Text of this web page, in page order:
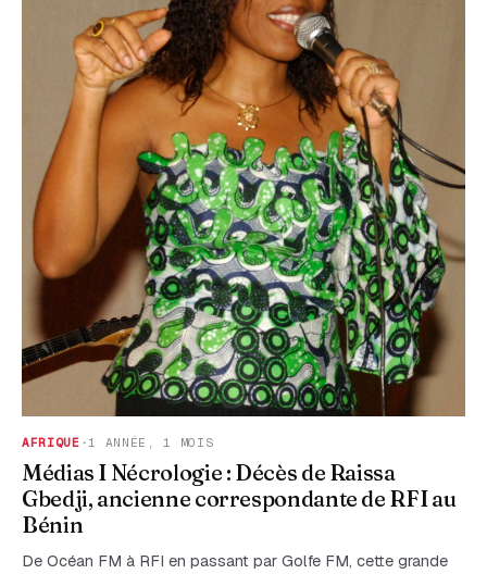
AFRIQUE · 1 ANNÉE, 1 MOIS
Médias I Nécrologie : Décès de Raissa
Gbedji, ancienne correspondante de RFI au
Bénin
De Océan FM à RFI en passant par Golfe FM, cette grande